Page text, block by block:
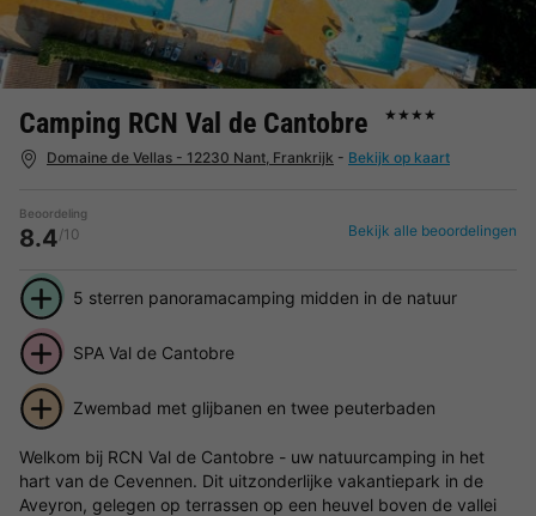
Camping RCN Val de Cantobre ★★★★
Domaine de Vellas - 12230 Nant, Frankrijk - Bekijk op kaart
Beoordeling
8.4/10 Bekijk alle beoordelingen
5 sterren panoramacamping midden in de natuur
SPA Val de Cantobre
Zwembad met glijbanen en twee peuterbaden
Welkom bij RCN Val de Cantobre - uw natuurcamping in het
hart van de Cevennen. Dit uitzonderlijke vakantiepark in de
Aveyron, gelegen op terrassen op een heuvel boven de vallei